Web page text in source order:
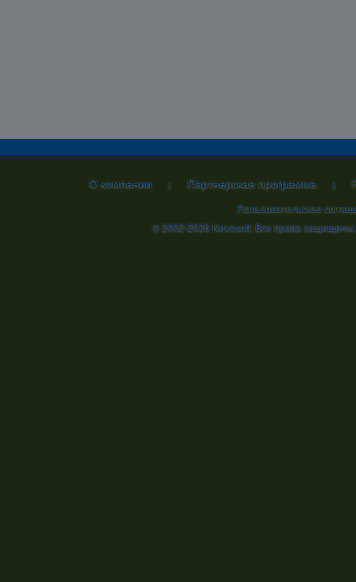
О компании | Партнерская программа |
Пользовательское
© 2002-2026Nevosoft. Все права защищены